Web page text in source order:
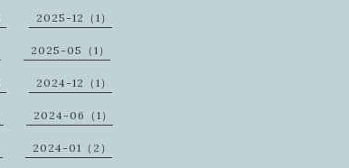
2025-12（1）
2025-05（1）
2024-12（1）
2024-06（1）
2024-01（2）